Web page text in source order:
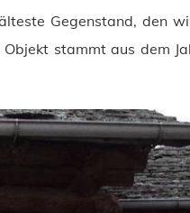
Gegenstand, den
Objekt stammt aus dem